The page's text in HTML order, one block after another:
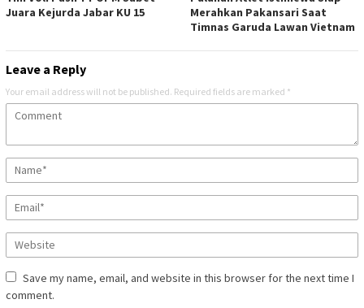
Juara Kejurda Jabar KU 15
Merahkan Pakansari Saat
Timnas Garuda Lawan Vietnam
Leave a Reply
Your email address will not be published. Required fields are marked *
Save my name, email, and website in this browser for the next time I
comment.